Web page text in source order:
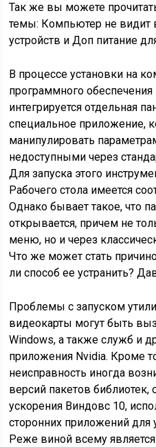
Так же вы можете
темы: Компьютер не видит
устройств и Доп питание
В процессе установки на
программного обеспечения
интегрируется отдельная
специальное приложение,
манипулировать
недоступными через
Для запуска этого
Рабочего стола имеется
Однако бывает такое, что
открывается, причем не
меню, но и через
Что же может стать
ли способ ее устранить?
Проблемы с запуском
видеокарты могут быть
Windows, а также служб и
приложения Nvidia. Кроме
неисправность иногда
версий пакетов библиотек,
ускорения Виндовс 10,
сторонних приложений для
Реже виной всему